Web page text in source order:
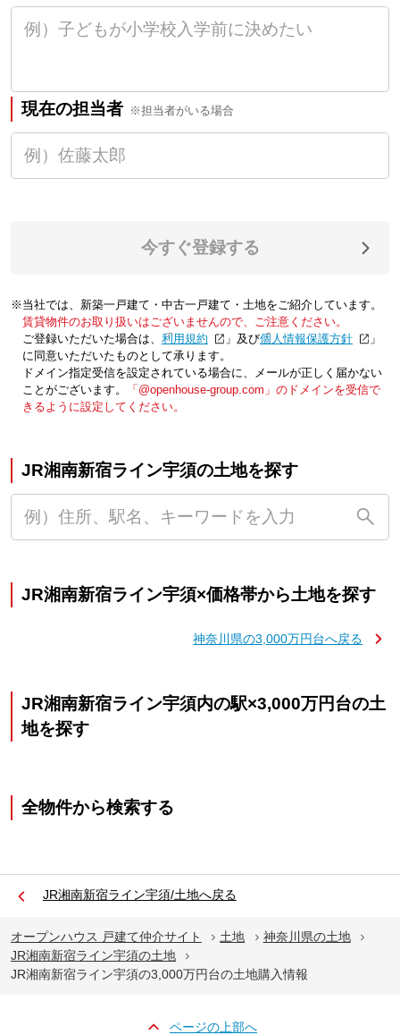
現在の担当者 ※担当者がいる場合
今すぐ登録する
※当社では、新築一戸建て・中古一戸建て・土地をご紹介しています。
賃貸物件のお取り扱いはございませんので、ご注意ください。
ご登録いただいた場合は、「利用規約 」及び「個人情報保護方針
」
に同意いただいたものとして承ります。
ドメイン指定受信を設定されている場合に、メールが正しく届かない
ことがございます。
「@openhouse-group.com」のドメインを受信で
きるように設定してください。
JR湘南新宿ライン宇須の土地を探す
JR湘南新宿ライン宇須×価格帯から土地を探す
神奈川県の3,000万円台へ戻る
JR湘南新宿ライン宇須内の駅×3,000万円台の土
地を探す
全物件から検索する
JR湘南新宿ライン宇須/土地へ戻る
オープンハウス 戸建て仲介サイト 土地
神奈川県の土地
JR湘南新宿ライン宇須の土地
JR湘南新宿ライン宇須の3,000万円台の土地購入情報
ページの上部へ